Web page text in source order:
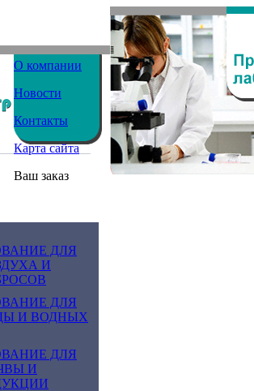
О компании
Новости
Контакты
Карта сайта
Ваш заказ
ДЛЯ
И
ДЛЯ
И ВОДНЫХ
ДЛЯ
И